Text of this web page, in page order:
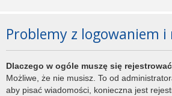
Problemy z logowaniem i
Dlaczego w ogóle muszę się
Możliwe, że nie musisz. To od
aby pisać wiadomości, konieczna jest